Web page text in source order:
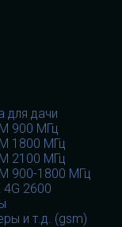
для дачи
900 МГц
1800 МГц
2100 МГц
900-1800 МГц
4G 2600
и т.д. (gsm)